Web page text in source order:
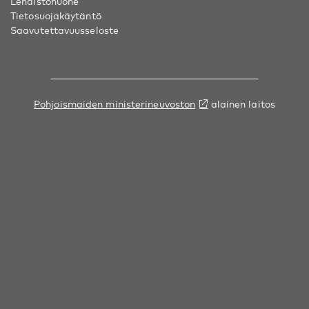
Tietosuojakäytäntö
Saavutettavuusseloste
Pohjoismaiden ministerineuvoston alainen laitos